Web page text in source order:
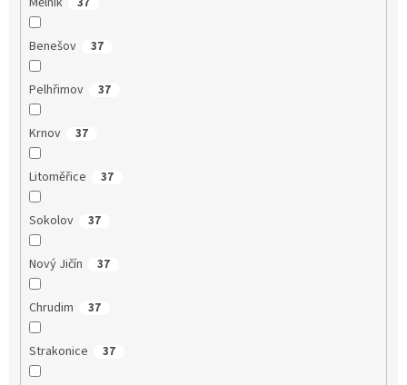
Benešov 37
Pelhřimov 37
Krnov 37
Litoměřice 37
Sokolov 37
Nový Jičín 37
Chrudim 37
Strakonice 37